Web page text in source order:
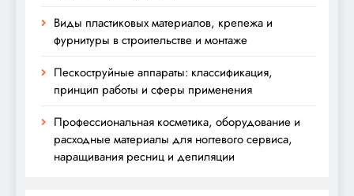
Виды пластиковых материалов, крепежа и
фурнитуры в строительстве и монтаже
Пескоструйные аппараты: классификация,
принцип работы и сферы применения
Профессиональная косметика, оборудование и
расходные материалы для ногтевого сервиса,
наращивания ресниц и депиляции